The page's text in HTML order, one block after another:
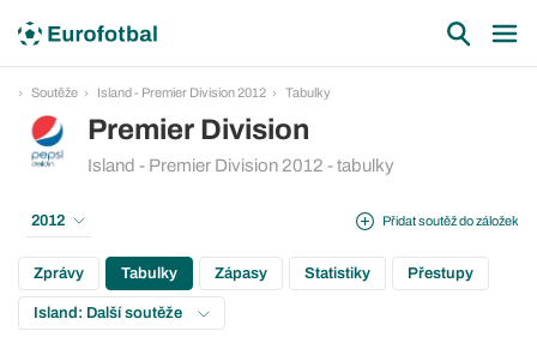
Soutěže Island - Premier Division 2012 Tabulky
Premier Division
Island - Premier Division 2012 - tabulky
Přidat soutěž do záložek
2012
Zprávy Tabulky Zápasy Statistiky Přestupy
Island: Další soutěže